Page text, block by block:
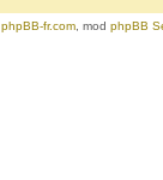
phpBB-fr.com , mod phpBB